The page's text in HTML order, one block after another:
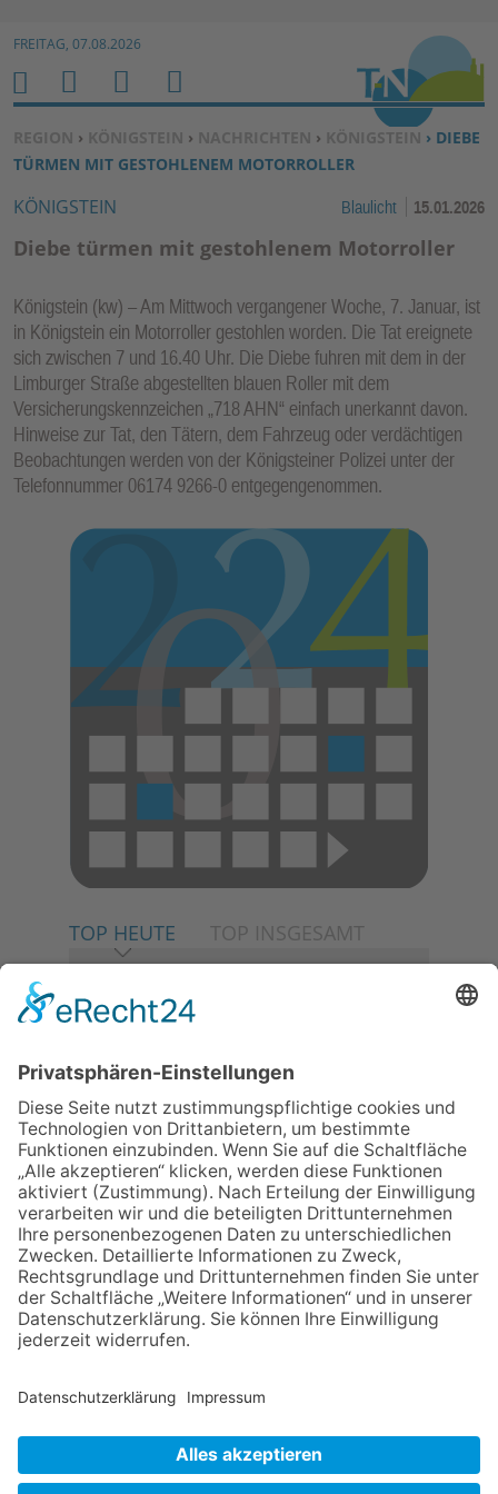
Zum Inhalt springen ↓
FREITAG, 07.08.2026
SIE BEFINDEN SICH HIER:
REGION › KÖNIGSTEIN › NACHRICHTEN › KÖNIGSTEIN › DIEBE
TÜRMEN MIT GESTOHLENEM MOTORROLLER
KÖNIGSTEIN Blaulicht 15.01.2026
Diebe türmen mit gestohlenem Motorroller
Königstein (kw) – Am Mittwoch vergangener Woche, 7. Januar, ist
in Königstein ein Motorroller gestohlen worden. Die Tat ereignete
sich zwischen 7 und 16.40 Uhr. Die Diebe fuhren mit dem in der
Limburger Straße abgestellten blauen Roller mit dem
Versicherungskennzeichen „718 AHN“ einfach unerkannt davon.
Hinweise zur Tat, den Tätern, dem Fahrzeug oder verdächtigen
Beobachtungen werden von der Königsteiner Polizei unter der
Telefonnummer 06174 9266-0 entgegengenommen.
TOP HEUTE TOP INSGESAMT
06.08.2026
Baustellenführung führt auch in
die Zukunft der Stadt
Königstein
06.08.2026
Klinikforum zum Thema
Karpaltunnelsyndrom
06.08.2026
Gewinnspiel zum Start ins
Schuljahr
06.08.2026
„Rock auf der Burg“ lässt
Königstein beben
H
O
M
E
M
E
N
U
S
U
C
H
E
N
B
E
N
Z
R
F
U
N
K
TI
O
N
E
NACH OBEN